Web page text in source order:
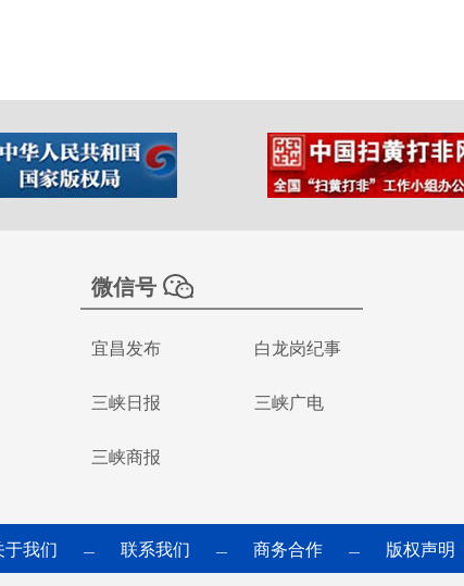
微信号
宜昌发布 白龙岗纪事
三峡日报 三峡广电
三峡商报
于我们 — 联系我们 — 商务合作 — 版权声明